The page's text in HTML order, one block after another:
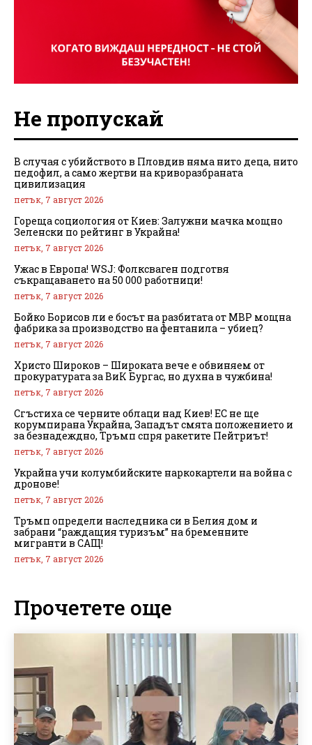
Не пропускай
В случая с убийството в Пловдив няма нито деца, нито
педофил, а само жертви на криворазбраната
цивилизация
петък, 7 август 2026
Гореща социология от Киев: Залужни мачка мощно
Зеленски по рейтинг в Украйна!
петък, 7 август 2026
Ужас в Европа! WSJ: Фолксваген подготвя
съкращаването на 50 000 работници!
петък, 7 август 2026
Бойко Борисов ли е босът на разбитата от МВР мощна
фабрика за производство на фентанила – убиец?
петък, 7 август 2026
Христо Широков – Широката вече е обвиняем от
прокуратурата за ВиК Бургас, но духна в чужбина!
петък, 7 август 2026
Сгъстиха се черните облаци над Киев! ЕС не ще
корумпирана Украйна, Западът смята положението и
за безнадеждно, Тръмп спря ракетите Пейтриът!
петък, 7 август 2026
Украйна учи колумбийските наркокартели на война с
дронове!
петък, 7 август 2026
Тръмп определи наследника си в Белия дом и
забрани “раждащия туризъм” на бременните
мигранти в САЩ!
петък, 7 август 2026
Прочетете още